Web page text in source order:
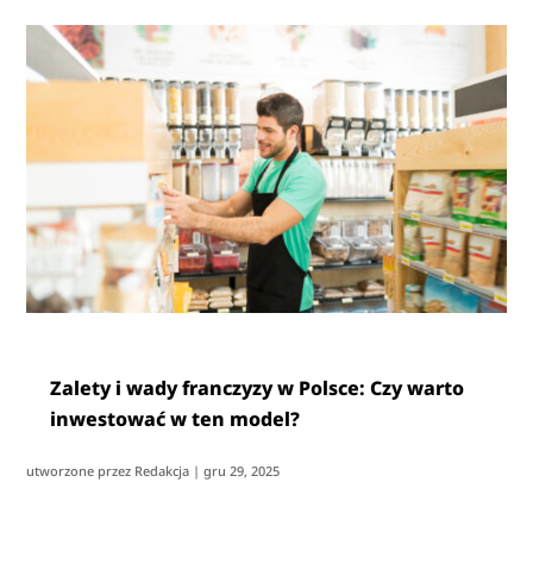
Zalety i wady franczyzy w Polsce: Czy warto
inwestować w ten model?
utworzone przez Redakcja |gru 29, 2025